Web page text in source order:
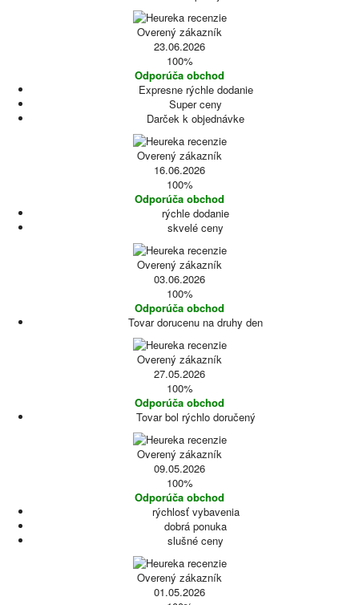
Overený zákazník
23.06.2026
100%
Odporúča obchod
Expresne rýchle dodanie
Super ceny
Darček k objednávke
Overený zákazník
16.06.2026
100%
Odporúča obchod
rýchle dodanie
skvelé ceny
Overený zákazník
03.06.2026
100%
Odporúča obchod
Tovar dorucenu na druhy den
Overený zákazník
27.05.2026
100%
Odporúča obchod
Tovar bol rýchlo doručený
Overený zákazník
09.05.2026
100%
Odporúča obchod
rýchlosť vybavenia
dobrá ponuka
slušné ceny
Overený zákazník
01.05.2026